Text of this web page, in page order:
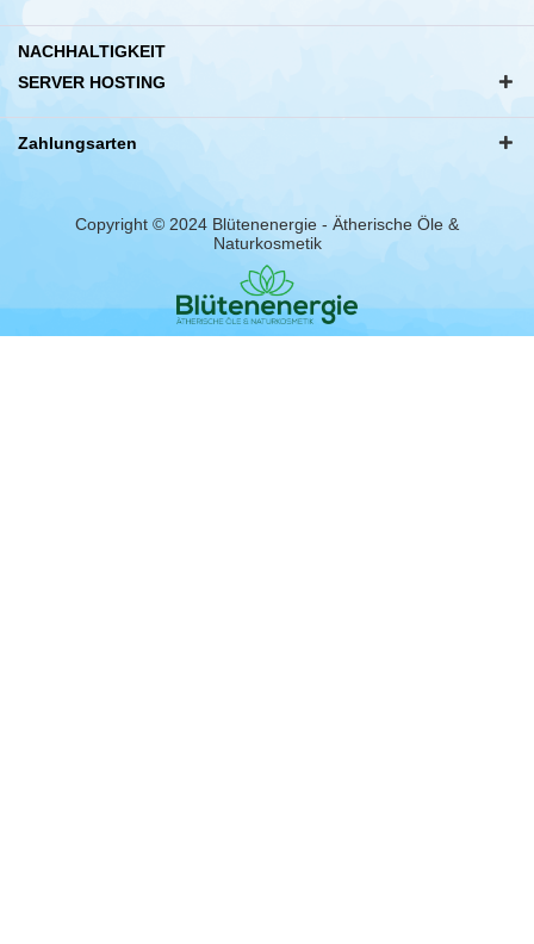
NACHHALTIGKEIT
SERVER HOSTING
Zahlungsarten
Copyright © 2024 Blütenenergie - Ätherische Öle &
Naturkosmetik